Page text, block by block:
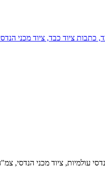
כתבות ציוד כבד, ציוד מכני
עולמיות, ציוד מכני הנדסי,